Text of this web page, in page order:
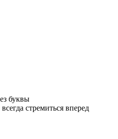
буквы
стремиться вперед